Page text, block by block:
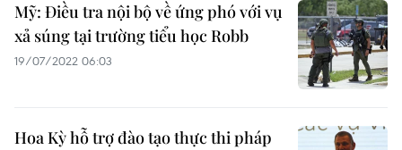
Mỹ: Điều tra nội bộ về ứng phó với vụ
xả súng tại trường tiểu học Robb
19/07/2022 06:03
Hoa Kỳ hỗ trợ đào tạo thực thi pháp